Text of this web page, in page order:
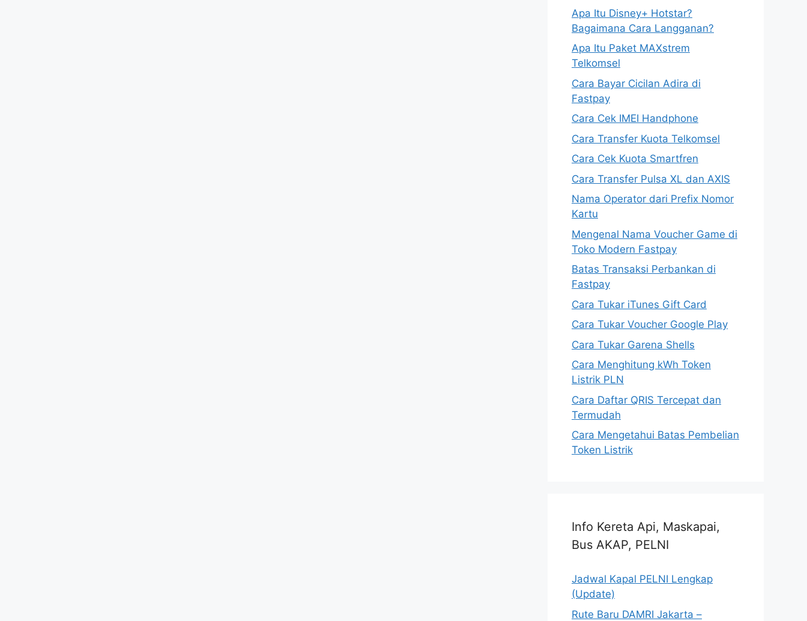
Apa Itu Disney+ Hotstar?
Bagaimana Cara Langganan?
Apa Itu Paket MAXstrem
Telkomsel
Cara Bayar Cicilan Adira di
Fastpay
Cara Cek IMEI Handphone
Cara Transfer Kuota Telkomsel
Cara Cek Kuota Smartfren
Cara Transfer Pulsa XL dan AXIS
Nama Operator dari Prefix Nomor
Kartu
Mengenal Nama Voucher Game di
Toko Modern Fastpay
Batas Transaksi Perbankan di
Fastpay
Cara Tukar iTunes Gift Card
Cara Tukar Voucher Google Play
Cara Tukar Garena Shells
Cara Menghitung kWh Token
Listrik PLN
Cara Daftar QRIS Tercepat dan
Termudah
Cara Mengetahui Batas Pembelian
Token Listrik
Info Kereta Api, Maskapai,
Bus AKAP, PELNI
Jadwal Kapal PELNI Lengkap
(Update)
Rute Baru DAMRI Jakarta –